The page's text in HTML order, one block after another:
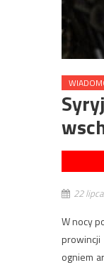
22
W nocy
prowincji
ogniem